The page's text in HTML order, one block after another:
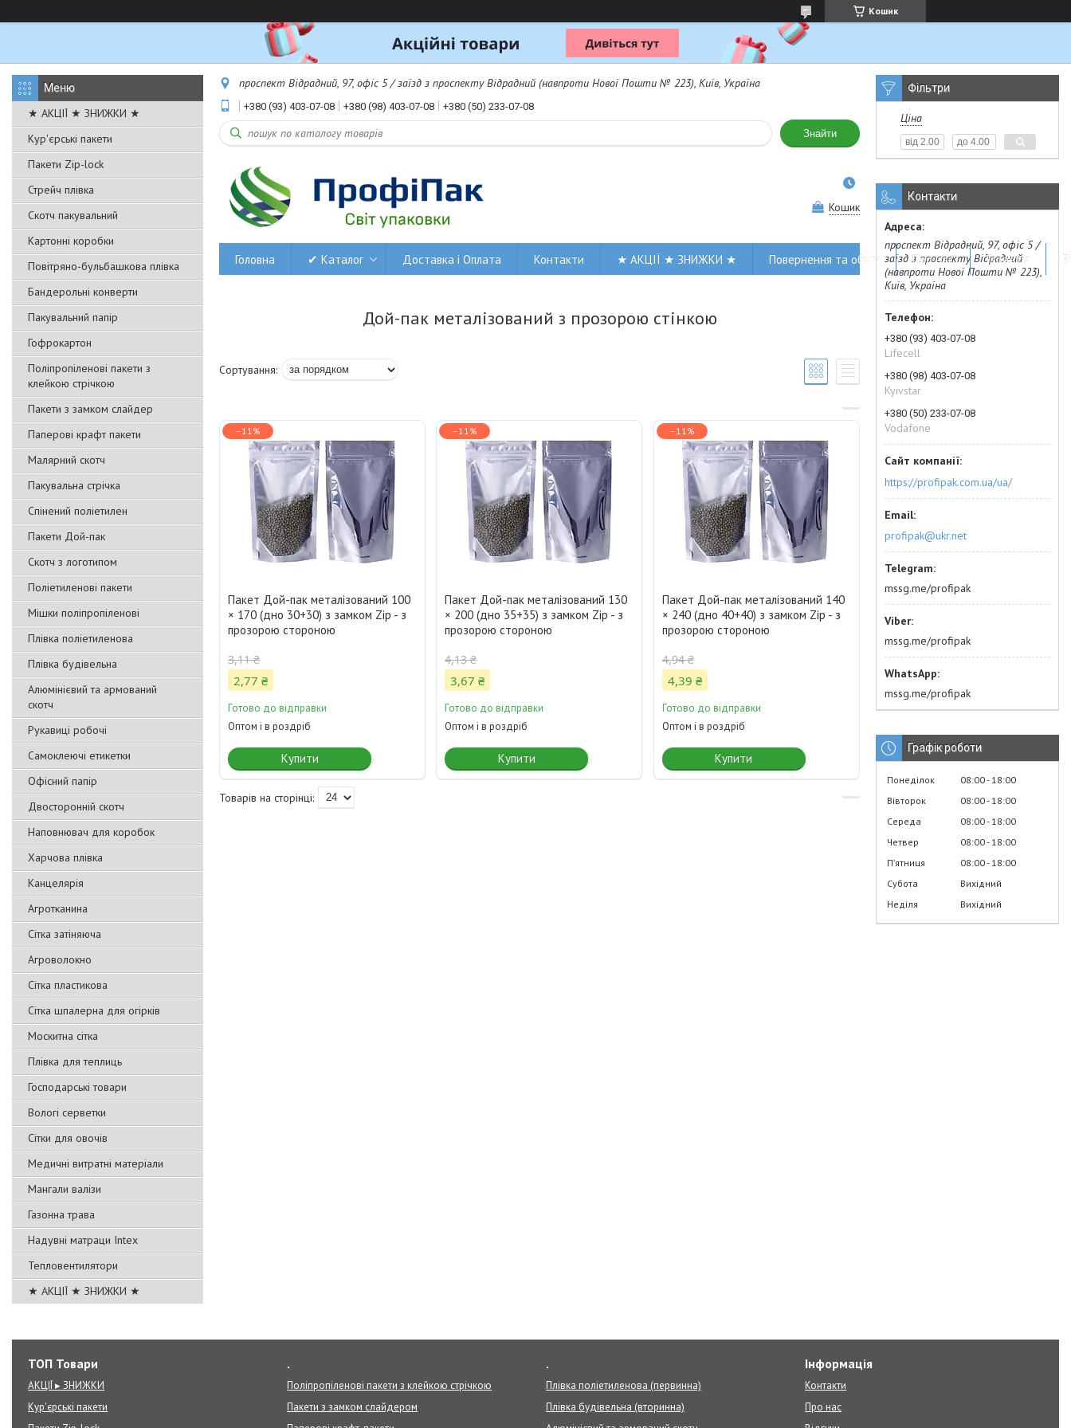
Кошик
★ АКЦІЇ ★ ЗНИЖКИ ★
Кур'єрські пакети
Пакети Zip-lock
Стрейч плівка
Скотч пакувальний
Картонні коробки
Повітряно-бульбашкова плівка
Бандерольні конверти
Пакувальний папір
Гофрокартон
Поліпропіленові пакети з
клейкою стрічкою
Пакети з замком слайдер
Паперові крафт пакети
Малярний скотч
Пакувальна стрічка
Спінений поліетилен
Пакети Дой-пак
Скотч з логотипом
Поліетиленові пакети
Мішки поліпропіленові
Плівка поліетиленова
Плівка будівельна
Алюмінієвий та армований
скотч
Рукавиці робочі
Самоклеючі етикетки
Офісний папір
Двосторонній скотч
Наповнювач для коробок
Харчова плівка
Канцелярія
Агротканина
Сітка затіняюча
Агроволокно
Сітка пластикова
Сітка шпалерна для огірків
Москитна сітка
Плівка для теплиць
Господарські товари
Вологі серветки
Сітки для овочів
Медичні витратні матеріали
Мангали валізи
Газонна трава
Надувні матраци Intex
Тепловентилятори
★ АКЦІЇ ★ ЗНИЖКИ ★
проспект Відрадний, 97, офіс 5 / заїзд з проспекту Відрадний (навпроти Нової Пошти № 223), Київ, Україна
+380 (93) 403-07-08 +380 (98) 403-07-08 +380 (50) 233-07-08
Знайти
Кошик
Головна ✔ Каталог Доставка і Оплата Контакти ★ АКЦІЇ ★ ЗНИЖКИ ★ Повернення та обмін Про нас Гарантія
Дой-пак металізований з прозорою стінкою
–11%
Пакет Дой-пак металізований 100
× 170 (дно 30+30) з замком Zip - з
прозорою стороною
3,11 ₴
2,77 ₴
Готово до відправки
Оптом і в роздріб
Купити
–11%
Пакет Дой-пак металізований 130
× 200 (дно 35+35) з замком Zip - з
прозорою стороною
4,13 ₴
3,67 ₴
Готово до відправки
Оптом і в роздріб
Купити
–11%
Пакет Дой-пак металізований 140
× 240 (дно 40+40) з замком Zip - з
прозорою стороною
4,94 ₴
4,39 ₴
Готово до відправки
Оптом і в роздріб
Купити
Фільтри
Ціна
Контакти
проспект Відрадний, 97, офіс 5 /
заїзд з проспекту Відрадний
(навпроти Нової Пошти № 223),
Київ, Україна
+380 (93) 403-07-08
Lifecell
+380 (98) 403-07-08
Kyivstar
+380 (50) 233-07-08
Vodafone
https://profipak.com.ua/ua/
profipak@ukr.net
mssg.me/profipak
mssg.me/profipak
mssg.me/profipak
Графік роботи
Понеділок 08:00 18:00
Вівторок
08:00 18:00
Середа
08:00 18:00
Четвер
08:00 18:00
Пʼятниця
08:00 18:00
Субота
Вихідний
Неділя
Вихідний
ТОП Товари
АКЦІЇ ▸ ЗНИЖКИ
Кур'єрські пакети
.
Поліпропіленові пакети з клейкою стрічкою
Пакети з замком слайдером
.
Плівка поліетиленова (первинна)
Плівка будівельна (вторинна)
Інформація
Контакти
Про нас